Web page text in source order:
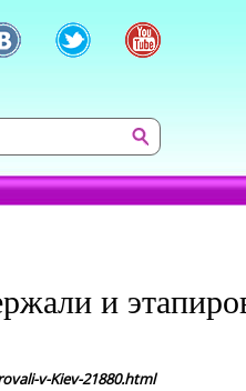
и
v-Kiev-21880.html